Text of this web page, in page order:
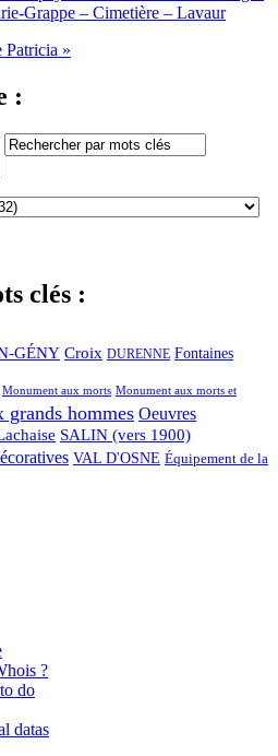
Grappe – Cimetière – Lavaur
Patricia »
:
clés :
GÉNY Croix DURENNE Fontaines
Monument aux morts Monument aux morts et
grands hommes Oeuvres
SALIN (vers 1900)
VAL D'OSNE Équipement de la
?
do
datas